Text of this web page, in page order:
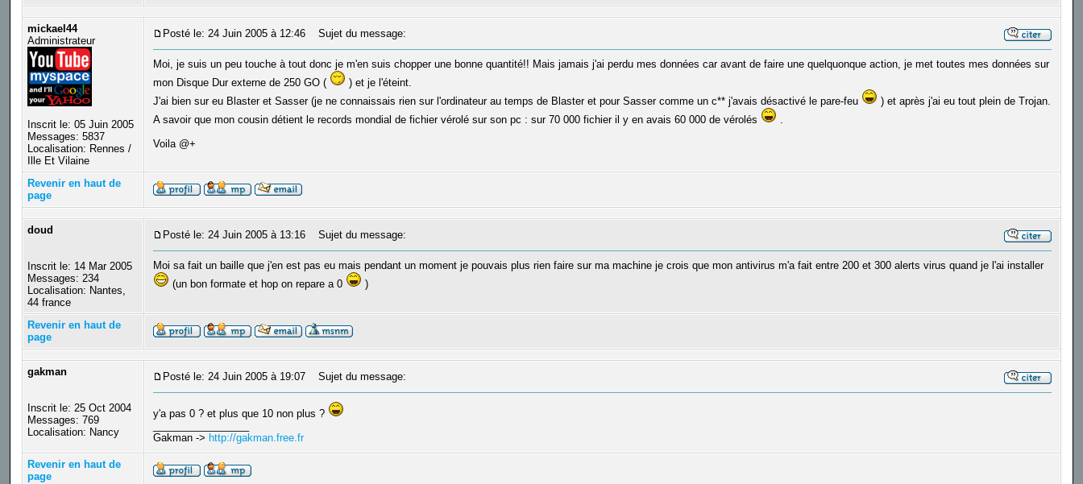
mickael44
Administrateur
Inscrit le: 05 Juin 2005
Messages: 5837
Localisation: Rennes /
Ille Et Vilaine
Posté le: 24 Juin 2005 à 12:46 Sujet du message:
Moi, je suis un peu touche à tout donc je m'en suis chopper une bonne quantité!! Mais jamais j'ai perdu mes données car avant de faire une quelquonque action, je met toutes mes données sur
mon Disque Dur externe de 250 GO (
) et je l'éteint.
J'ai bien sur eu Blaster et Sasser (je ne connaissais rien sur l'ordinateur au temps de Blaster et pour Sasser comme un c** j'avais désactivé le pare-feu
) et après j'ai eu tout plein de Trojan.
A savoir que mon cousin détient le records mondial de fichier vérolé sur son pc : sur 70 000 fichier il y en avais 60 000 de vérolés
.
Voila @+
Revenir en haut de
page
doud
Inscrit le: 14 Mar 2005
Messages: 234
Localisation: Nantes,
44 france
Posté le: 24 Juin 2005 à 13:16 Sujet du message:
Moi sa fait un baille que j'en est pas eu mais pendant un moment je pouvais plus rien faire sur ma machine je crois que mon antivirus m'a fait entre 200 et 300 alerts virus quand je l'ai installer
(un bon formate et hop on repare a 0
)
Revenir en haut de
page
gakman
Inscrit le: 25 Oct 2004
Messages: 769
Localisation: Nancy
Posté le: 24 Juin 2005 à 19:07 Sujet du message:
y'a pas 0 ? et plus que 10 non plus ?
Gakman -> http://gakman.free.fr
Revenir en haut de
page